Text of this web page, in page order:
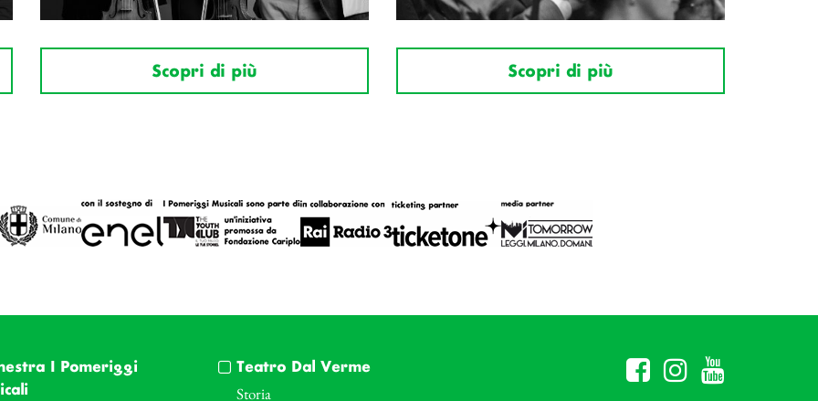
Scopri di più Scopri di più
I Pomeriggi
Teatro Dal Verme
Storia